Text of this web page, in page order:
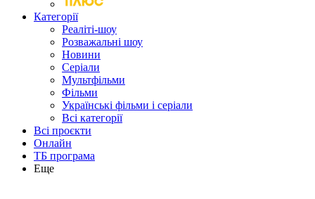
Категорії
Реаліті-шоу
Розважальні шоу
Новини
Серіали
Мультфільми
Фільми
Українські фільми і серіали
Всі категорії
Всі проєкти
Онлайн
ТБ програма
Еще